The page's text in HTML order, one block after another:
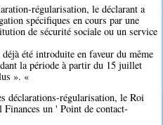
régularisation, le déclarant a
spécifiques en cours par une
de sécurité sociale ou un service
été introduite en faveur du même
la période à partir du 15 juillet
». «
déclarations-régularisation, le Roi
un ' Point de contact-